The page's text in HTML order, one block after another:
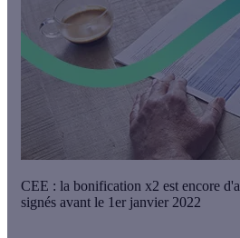
CEE : la bonification x2 est encore
signés avant le 1er janvier 2022